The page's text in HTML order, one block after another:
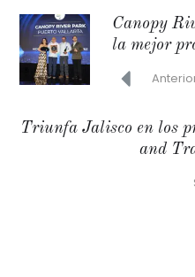
Canopy
la mejor
Triunfa Jalisco en los
and